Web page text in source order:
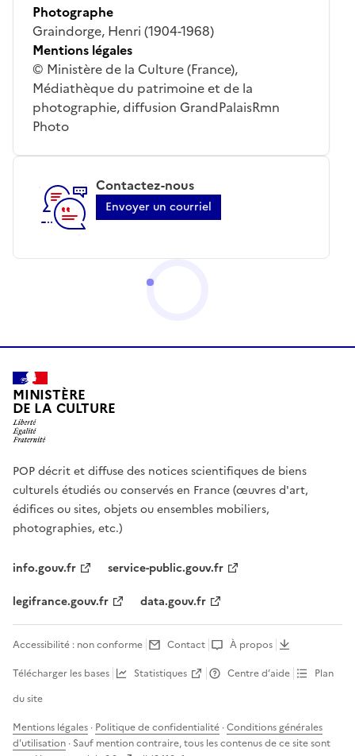
Photographe
Graindorge, Henri (1904-1968)
Mentions légales
© Ministère de la Culture (France),
Médiathèque du patrimoine et de la
photographie, diffusion GrandPalaisRmn
Photo
Contactez-nous
Envoyer un courriel
MINISTÈRE
DE LA CULTURE
POP décrit et diffuse des notices scientifiques de biens
culturels étudiés ou conservés en France (œuvres d'art,
édifices ou sites, objets ou ensembles mobiliers,
photographies, etc.)
info.gouv.fr
service-public.gouv.fr
legifrance.gouv.fr
data.gouv.fr
Accessibilité : non conforme Contact
À propos
Télécharger les bases
Statistiques Centre d’aide
Plan
du site
Mentions légales · Politique de confidentialité ·Conditions générales
d'utilisation · Sauf mention contraire, tous les contenus de ce site sont